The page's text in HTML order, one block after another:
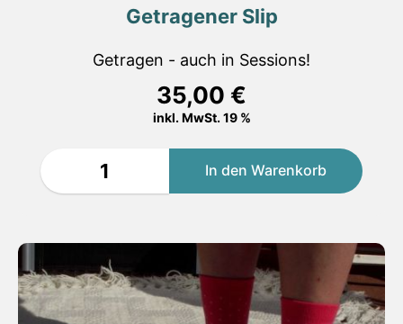
Getragener Slip
Getragen - auch in Sessions!
35,00 €
inkl. MwSt. 19 %